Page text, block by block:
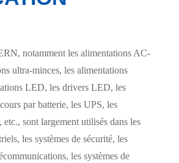
notamment les alimentations AC-
ultra-minces, les alimentations
LED, les drivers LED, les
par batterie, les UPS, les
etc., sont largement utilisés dans les
les systèmes de sécurité, les
les systèmes de